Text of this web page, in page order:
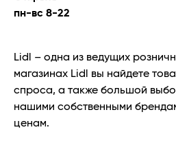
пн-вс 8-22
Lidl – одна из ведущих
магазинах Lidl вы найдете
спроса, а также большой
нашими собственными
ценам.